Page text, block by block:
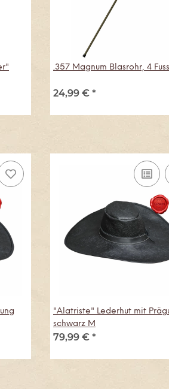
.357 Magnum Blasrohr, 4 Fuss
24,99 € *
"Alatriste" Lederhut mit
schwarz M
79,99 € *